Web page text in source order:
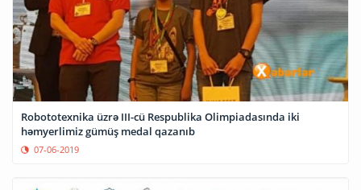
Robototexnika üzrə III-cü Respublika Olimpiadasında iki
həmyerlimiz gümüş medal qazanıb
07-06-2019